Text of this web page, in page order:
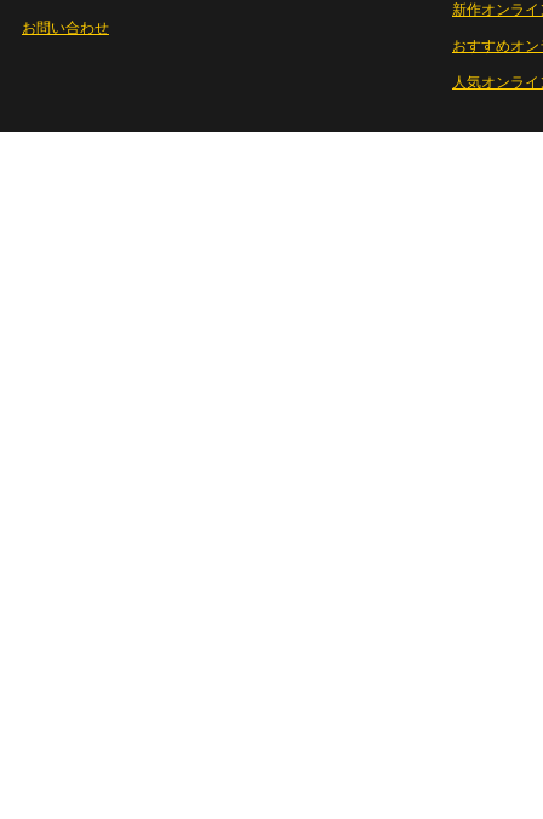
お問い合わせ
新作オンライ
おすすめオ
人気オンラ